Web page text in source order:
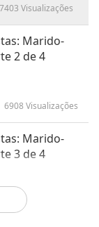
7403 Visualizações
Marido-
2 de 4
6908 Visualizações
Marido-
3 de 4
Visualizações